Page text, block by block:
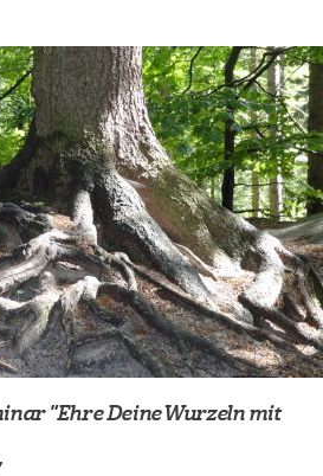
"Ehre Deine Wurzeln mit